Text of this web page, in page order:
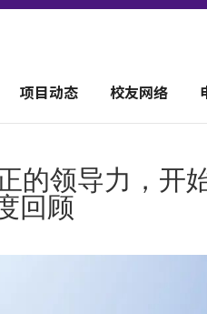
项目动态 校友网络
的领导力，开
回顾